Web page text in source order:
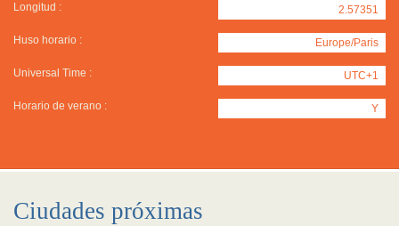
Longitud : 2.57351
Huso horario : Europe/Paris
Universal Time : UTC+1
Horario de verano : Y
Ciudades próximas